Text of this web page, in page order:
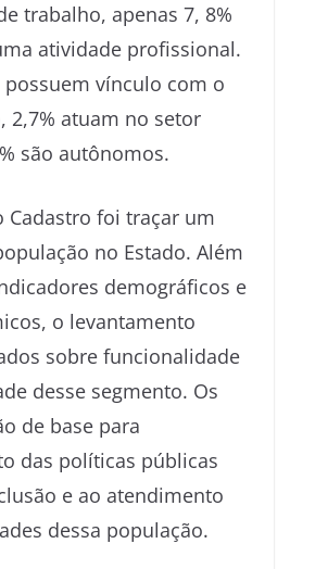
trabalho, apenas 7, 8%
atividade profissional.
possuem vínculo com o
2,7% atuam no setor
são autônomos.
Cadastro foi traçar um
no Estado. Além
demográficos e
o levantamento
sobre funcionalidade
desse segmento. Os
de base para
das políticas públicas
e ao atendimento
dessa população.